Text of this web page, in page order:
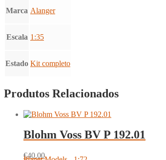
Marca Alanger
Escala 1:35
Estado Kit completo
Produtos Relacionados
Blohm Voss BV P 192.01
€40.00